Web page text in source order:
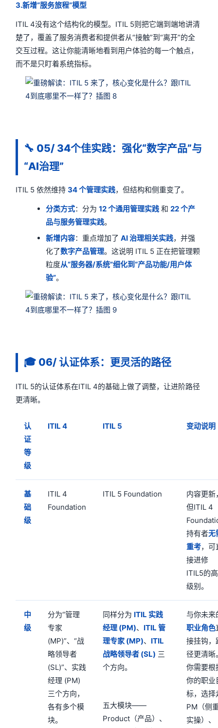
3.新增“服务旅程”模型
ITIL 4没有这个结构化的模型。ITIL 5则把它端到端地讲清
楚了，覆盖了服务消费者和提供者从“接触”到“离开”的全
交互过程。这让你能清晰地看到用户体验的每一个触点，
而不是只盯着系统指标。
🔧 05/ 34个佳实践：强化“数字产品”与
“AI治理”
ITIL 5 依然维持 34个管理实践，但结构和侧重变了。
分类方式：分为12个通用管理实践 和22个产
品与服务管理实践。
新增内容：重点增加了AI治理相关实践，并强
化了数字产品管理。这说明 ITIL 5 正在把管理颗
粒度从“服务器/系统”细化到“产品功能/用户体
验”。
🎓 06/ 认证体系：更灵活的路径
ITIL 5的认证体系在ITIL 4的基础上做了调整，让进阶路径
更清晰。
认
证
等
级
ITIL 4 ITIL 5 变动说明
基
础
级
ITIL 4
Foundation
ITIL 5 Foundation
内容更新
但ITIL 4
持有者无
重考，可
接进修
ITIL5的高
级别。
中
级
分为“管理
专家
(MP)”、“战
略领导者
(SL)”、实践
经理 (PM)
三个方向，
各有多个模
块。
同样分为 ITIL 实践
经理 (PM)、 ITIL 管
理专家 (MP)、 ITIL
战略领导者 (SL) 三
个方向。
五大模块——
Product（产品）、
与你未来
职业角色
接挂钩，
径更清晰
你需要根
你的职业
标，选择
PM（侧
实操）、